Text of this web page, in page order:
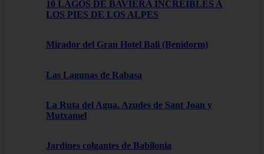
10 LAGOS DE BAVIERA INCREÍBLES A
LOS PIES DE LOS ALPES
Mirador del Gran Hotel Bali (Benidorm)
Las Lagunas de Rabasa
La Ruta del Agua. Azudes de Sant Joan y
Mutxamel
Jardines colgantes de Babilonia